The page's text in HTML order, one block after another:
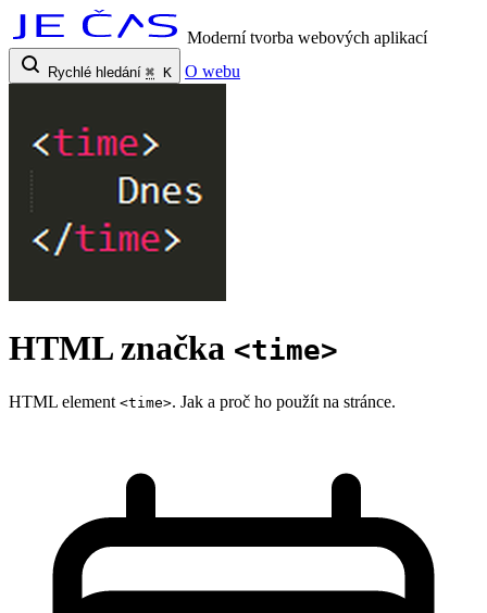
Moderní tvorba webových aplikací
Rychlé hledání ⌘ K O webu
HTML značka <time>
HTML element <time>. Jak a proč ho použít na stránce.